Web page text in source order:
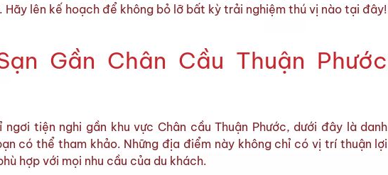
lên kế hoạch để không bỏ lỡ bất kỳ trải nghiệm thú vị nào tại đây!
Gần Chân Cầu Thuận Phước
tiện nghi gần khu vực Chân cầu Thuận Phước, dưới đây là danh
có thể tham khảo. Những địa điểm này không chỉ có vị trí thuận lợi
hợp với mọi nhu cầu của du khách.